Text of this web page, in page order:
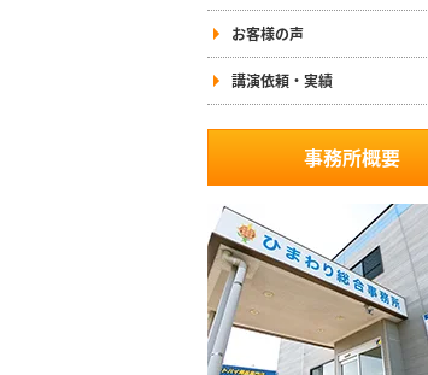
お客様の声
講演依頼・実績
事務所概要